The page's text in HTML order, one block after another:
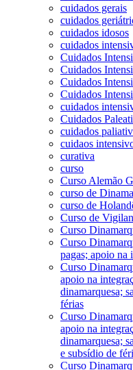
cuidados gerais
cuidados
cuidados idosos
cuidados
Cuidados
Cuidados
Cuidados
Cuidados
cuidados
Cuidados
cuidados
cuidaos
curativa
curso
Curso Alemão
curso de
curso de
Curso de
Curso
Curso
pagas; apoio na
Curso
apoio na
dinamarquesa;
férias
Curso
apoio na
dinamarquesa;
e subsídio de
Curso